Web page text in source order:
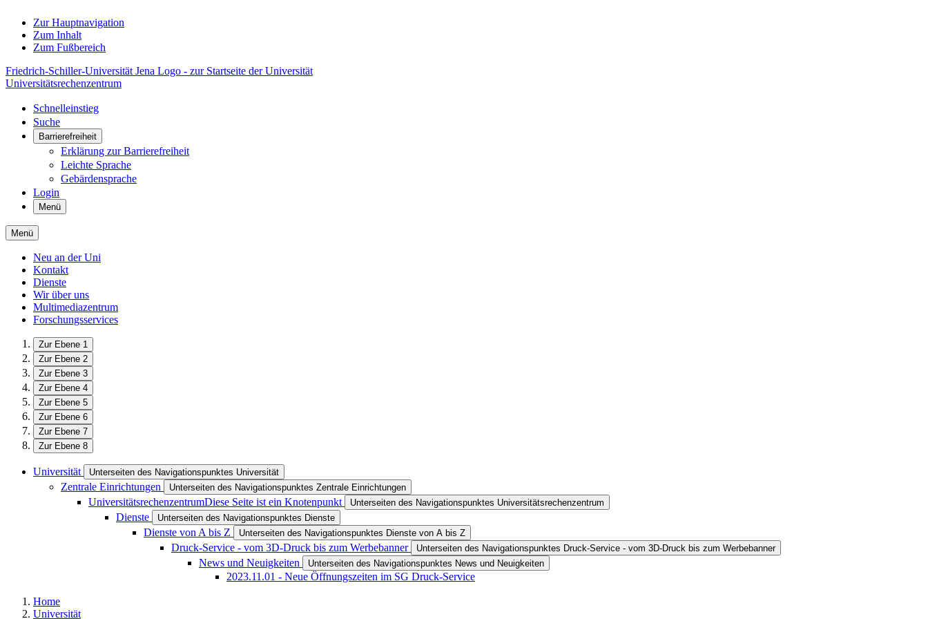
Zur Hauptnavigation
Zum Inhalt
Zum Fußbereich
Friedrich-Schiller-Universität Jena Logo - zur Startseite der Universität
Universitätsrechenzentrum
Schnelleinstieg
Suche
Barrierefreiheit
Erklärung zur Barrierefreiheit
Leichte Sprache
Gebärdensprache
Login
Menü
Menü
Neu an der Uni
Kontakt
Dienste
Wir über uns
Multimediazentrum
Forschungsservices
Zur Ebene 1
Zur Ebene 2
Zur Ebene 3
Zur Ebene 4
Zur Ebene 5
Zur Ebene 6
Zur Ebene 7
Zur Ebene 8
Universität Unterseiten des Navigationspunktes Universität
Zentrale Einrichtungen Unterseiten des Navigationspunktes Zentrale Einrichtungen
UniversitätsrechenzentrumDiese Seite ist ein Knotenpunkt Unterseiten des Navigationspunktes Universitätsrechenzentrum
Dienste Unterseiten des Navigationspunktes Dienste
Dienste von A bis Z Unterseiten des Navigationspunktes Dienste von A bis Z
Druck-Service - vom 3D-Druck bis zum Werbebanner Unterseiten des Navigationspunktes Druck-Service - vom 3D-Druck bis zum Werbebanner
News und Neuigkeiten Unterseiten des Navigationspunktes News und Neuigkeiten
2023.11.01 - Neue Öffnungszeiten im SG Druck-Service
Home
Universität